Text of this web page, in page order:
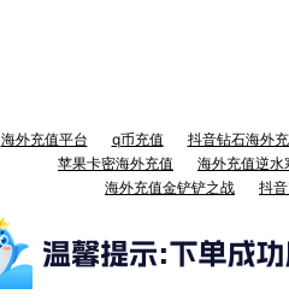
海外充值平台 q币充值
抖音钻石海外
苹果卡密海外充值
海外充值逆水
海外充值金铲铲之战
抖